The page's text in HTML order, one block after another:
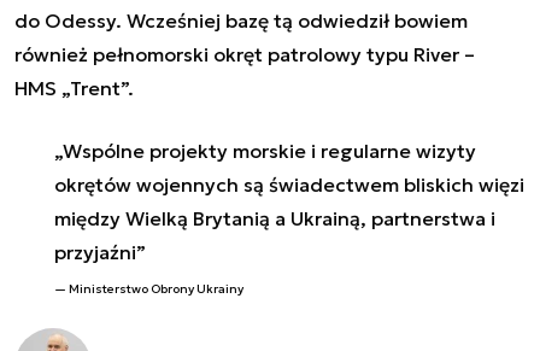
do Odessy. Wcześniej bazę tą odwiedził bowiem
również pełnomorski okręt patrolowy typu River –
HMS „Trent”.
„Wspólne projekty morskie i regularne wizyty
okrętów wojennych są świadectwem bliskich więzi
między Wielką Brytanią a Ukrainą, partnerstwa i
przyjaźni”
Ministerstwo Obrony Ukrainy